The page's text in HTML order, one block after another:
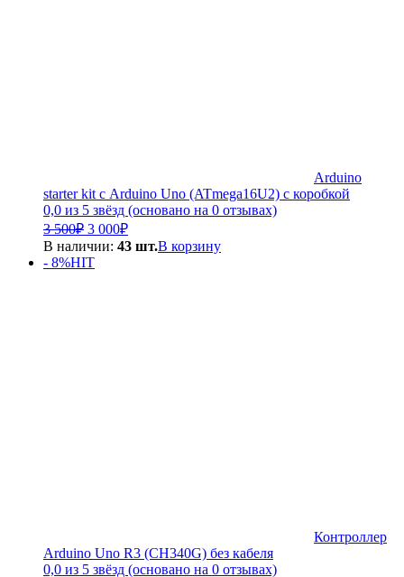
Arduino
starter kit с Arduino Uno (ATmega16U2) с коробкой
0,0 из 5 звёзд (основано на 0 отзывах)
3 500₽ Первоначальная
цена
составляла
3
3 000₽Текущая
цена:
В наличии: 43 шт.В корзину
- 8%HIT
Контроллер
Arduino Uno R3 (CH340G) без кабеля
0,0 из 5 звёзд (основано на 0 отзывах)